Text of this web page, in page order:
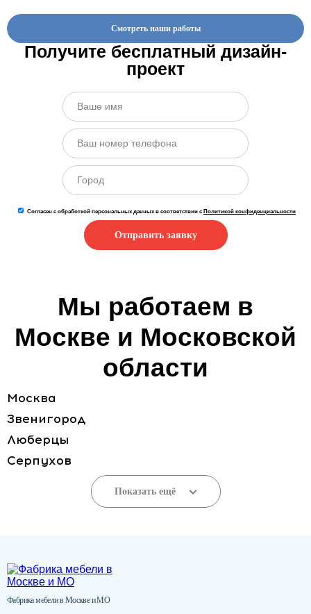
Смотреть наши работы
Получите бесплатный дизайн-
проект
Согласен с обработкой персональных данных в соответствии с Политикой конфиденциальности
Отправить заявку
Мы работаем в
Москве и Московской
области
Москва
Звенигород
Люберцы
Серпухов
Показать ещё
Фабрика мебели в Москве и МО